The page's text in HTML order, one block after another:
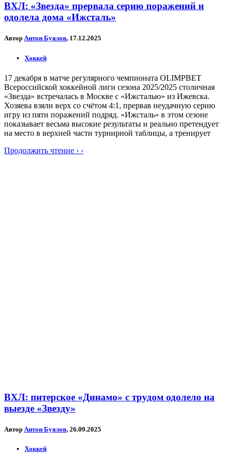
ВХЛ: «Звезда» прервала серию поражений и
одолела дома «Ижсталь»
Автор Антон Буялов, 17.12.2025
Хоккей
17 декабря в матче регулярного чемпионата OLIMPBET
Всероссийской хоккейной лиги сезона 2025/2025 столичная
«Звезда» встречалась в Москве с «Ижсталью» из Ижевска.
Хозяева взяли верх со счётом 4:1, прервав неудачную серию
игру из пяти поражений подряд. «Ижсталь» в этом сезоне
показывает весьма высокие результаты и реально претендует
на место в верхней части турнирной таблицы, а тренирует
Продолжить чтение › ›
ВХЛ: питерское «Динамо» с трудом одолело на
выезде «Звезду»
Автор Антон Буялов, 26.09.2025
Хоккей